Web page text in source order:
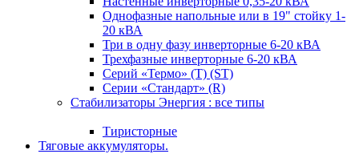
Однофазные напольные или в 19" стойку 1-
20 кВА
Три в одну фазу инверторные 6-20 кВА
Трехфазные инверторные 6-20 кВА
Серий «Термо» (T) (ST)
Серии «Стандарт» (R)
Стабилизаторы Энергия : все типы
Тиристорные
Тяговые аккумуляторы.